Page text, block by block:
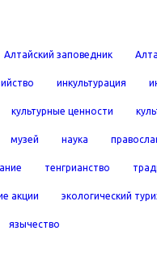
Алтайский заповедник
инкультурация
культурные ценности
музей наука
тенгрианство
акции экологический
язычество